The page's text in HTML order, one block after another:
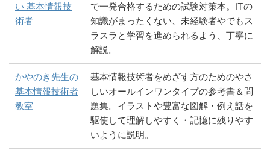
い 基本情報技
術者
で一発合格するための試験対策本。ITの
知識がまったくない、未経験者やでもス
ラスラと学習を進められるよう、丁寧に
解説。
かやのき先生の
基本情報技術者
教室
基本情報技術者をめざす方のためのやさ
しいオールインワンタイプの参考書＆問
題集。イラストや豊富な図解・例え話を
駆使して理解しやすく・記憶に残りやす
いように説明。